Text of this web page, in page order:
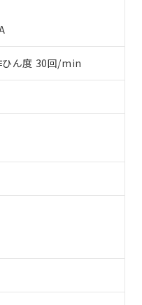
ん度 30回/min
価格とは異なる場合があ
またはお客様担当のオム
ットワーク
」をご確認く
く第三者に漏洩または開示
用いただくには、I-Webメン
リストについて、当社お
関して"
の「1.共同利用者
く。
ことを確認しています。
とがあります。
に遡って非含有を証明する
、対応完了までの期間は
、 PBDEs(ポリ臭化ジフェニルエー
、 BBP(フタル酸ブチルベンジ
ることを示します。
いし、環境に深刻な影響を
など、違法に輸出されない
生物兵器またはその他武器
1、2および3の内容を当該第
に輸出するおそれがある
お取引先、またはお客様担
いない機種